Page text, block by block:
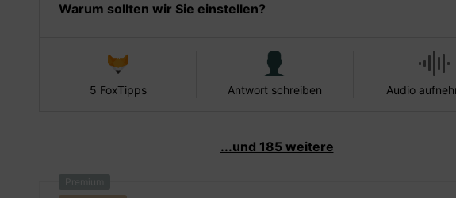
Warum sollten wir Sie einstellen?
5 FoxTipps Antwort schreiben Audio
...und 185 weitere
Premium